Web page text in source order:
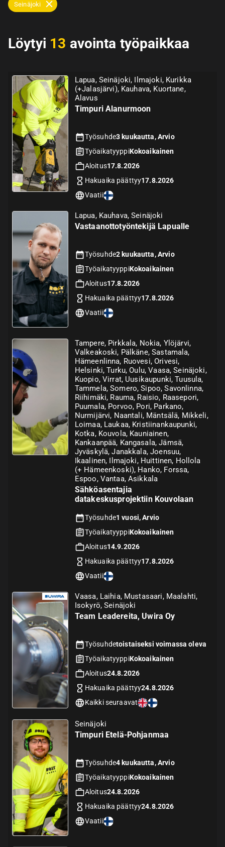
Seinäjoki
Löytyi 13 avointa työpaikkaa
Lapua, Seinäjoki, Ilmajoki, Kurikka
(+Jalasjärvi), Kauhava, Kuortane,
Alavus
Timpuri Alanurmoon
Työsuhde3 kuukautta, Arvio
TyöaikatyyppiKokoaikainen
Aloitus17.8.2026
Hakuaika päättyy17.8.2026
Vaatii
Lapua, Kauhava, Seinäjoki
Vastaanottotyöntekijä Lapualle
Työsuhde2 kuukautta, Arvio
TyöaikatyyppiKokoaikainen
Aloitus17.8.2026
Hakuaika päättyy17.8.2026
Vaatii
Tampere, Pirkkala, Nokia, Ylöjärvi,
Valkeakoski, Pälkäne, Sastamala,
Hämeenlinna, Ruovesi, Orivesi,
Helsinki, Turku, Oulu, Vaasa, Seinäjoki,
Kuopio, Virrat, Uusikaupunki, Tuusula,
Tammela, Somero, Sipoo, Savonlinna,
Riihimäki, Rauma, Raisio, Raasepori,
Puumala, Porvoo, Pori, Parkano,
Nurmijärvi, Naantali, Mäntsälä, Mikkeli,
Loimaa, Laukaa, Kristiinankaupunki,
Kotka, Kouvola, Kauniainen,
Kankaanpää, Kangasala, Jämsä,
Jyväskylä, Janakkala, Joensuu,
Ikaalinen, Ilmajoki, Huittinen, Hollola
(+ Hämeenkoski), Hanko, Forssa,
Espoo, Vantaa, Asikkala
Sähköasentajia
datakeskusprojektiin Kouvolaan
Työsuhde1 vuosi, Arvio
TyöaikatyyppiKokoaikainen
Aloitus14.9.2026
Hakuaika päättyy17.8.2026
Vaatii
Vaasa, Laihia, Mustasaari, Maalahti,
Isokyrö, Seinäjoki
Team Leadereita, Uwira Oy
Työsuhdetoistaiseksi voimassa oleva
TyöaikatyyppiKokoaikainen
Aloitus24.8.2026
Hakuaika päättyy24.8.2026
Kaikki seuraavat
Seinäjoki
Timpuri Etelä-Pohjanmaa
Työsuhde4 kuukautta, Arvio
TyöaikatyyppiKokoaikainen
Aloitus24.8.2026
Hakuaika päättyy24.8.2026
Vaatii